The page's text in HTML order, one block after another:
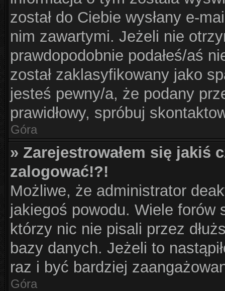
został do Ciebie wysłany e-
nim zawartymi. Jeżeli nie
prawdopodobnie podałeś/aś
został zaklasyfikowany jako
jesteś pewny/a, że podany
prawidłowy, spróbuj
Góra
» Zarejestrowałem się jakiś
zalogować!?!
Możliwe, że administrator
jakiegoś powodu. Wiele
którzy nic nie pisali przez
bazy danych. Jeżeli to
raz i być bardziej
Góra